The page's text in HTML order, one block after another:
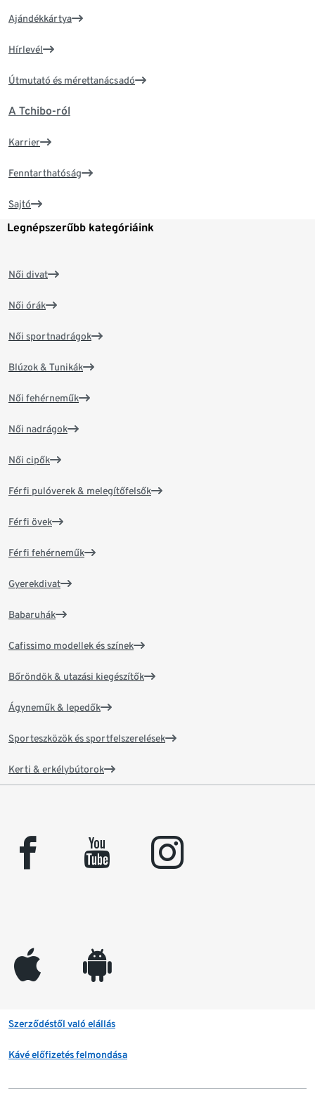
Ajándékkártya
Hírlevél
Útmutató és mérettanácsadó
A Tchibo-ról
Karrier
Fenntarthatóság
Sajtó
Legnépszerűbb kategóriáink
Női divat
Női órák
Női sportnadrágok
Blúzok & Tunikák
Női fehérneműk
Női nadrágok
Női cipők
Férfi pulóverek & melegítőfelsők
Férfi övek
Férfi fehérneműk
Gyerekdivat
Babaruhák
Cafissimo modellek és színek
Bőröndök & utazási kiegészítők
Ágyneműk & lepedők
Sporteszközök és sportfelszerelések
Kerti & erkélybútorok
facebook youtube instagram
appleinc android
Szerződéstől való elállás
Kávé előfizetés felmondása